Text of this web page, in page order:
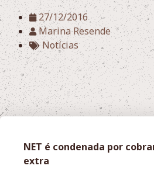
27/12/2016
Marina Resende
Notícias
NET é condenada por
extra